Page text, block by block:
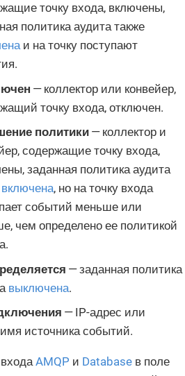
точку входа, включены,
политика аудита также
и на точку поступают
— коллектор или конвейер,
точку входа, отключен.
политики — коллектор и
содержащие точку входа,
заданная политика аудита
включена, но на точку входа
событий меньше или
чем определено ее политикой
— заданная политика
выключена.
— IP-адрес или
источника событий.
AMQP и Database в поле